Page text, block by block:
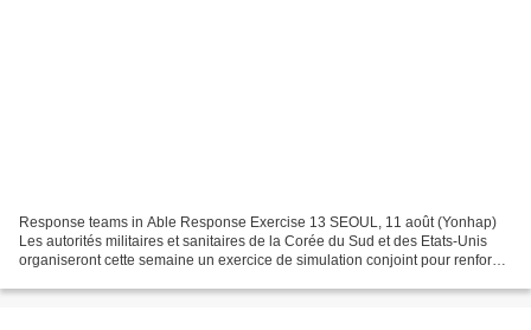
Response teams in Able Response Exercise 13 SEOUL, 11 août (Yonhap)
Les autorités militaires et sanitaires de la Corée du Sud et des Etats-Unis
organiseront cette semaine un exercice de simulation conjoint pour renforcer